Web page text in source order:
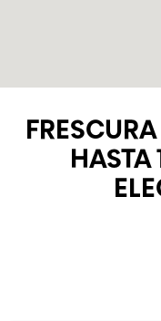
HASTA